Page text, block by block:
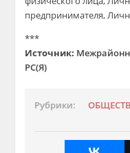
предпринимателя,
***
Источник:
РС(Я)
Рубрики: